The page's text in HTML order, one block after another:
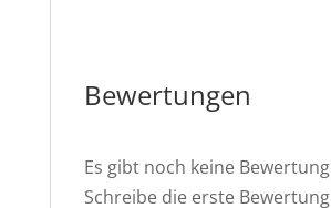
Bewertungen
Es gibt noch keine
Schreibe die erste